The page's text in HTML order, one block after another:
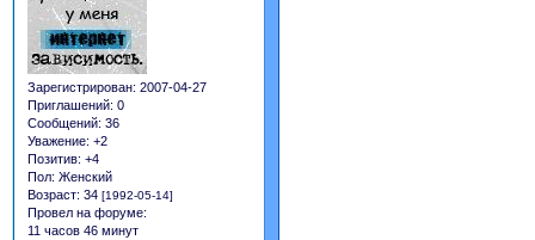
Зарегистрирован: 2007-04-27
Приглашений: 0
Сообщений: 36
Уважение: +2
Позитив: +4
Пол: Женский
Возраст: 34 [1992-05-14]
Провел на форуме:
11 часов 46 минут